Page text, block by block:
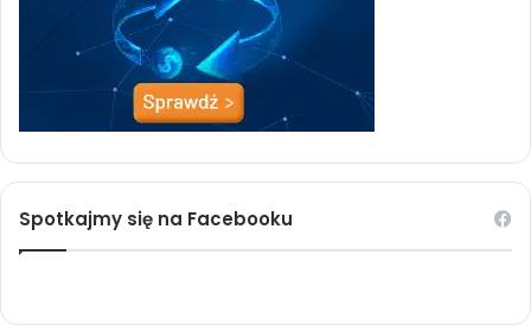
Spotkajmy się na Facebooku